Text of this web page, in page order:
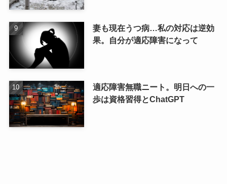
妻も現在うつ病…私の対応は逆効
果。自分が適応障害になって
適応障害無職ニート。明日への一
歩は資格習得とChatGPT